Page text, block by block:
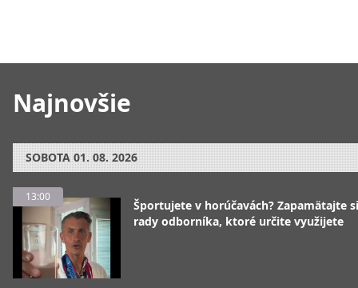
Najnovšie
SOBOTA 01. 08. 2026
13:00
Športujete v horúčavách? Zapamätajte
rady odborníka, ktoré určite využijete